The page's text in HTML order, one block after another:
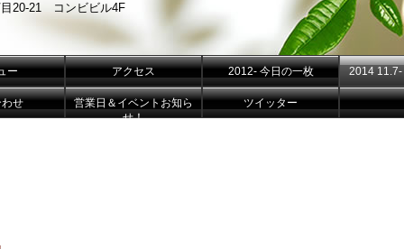
20-21 コンビビル4F
ー アクセス 2012- 今日の一枚 2014
せ
営業日＆イベントお知ら
せ！
ツイッター